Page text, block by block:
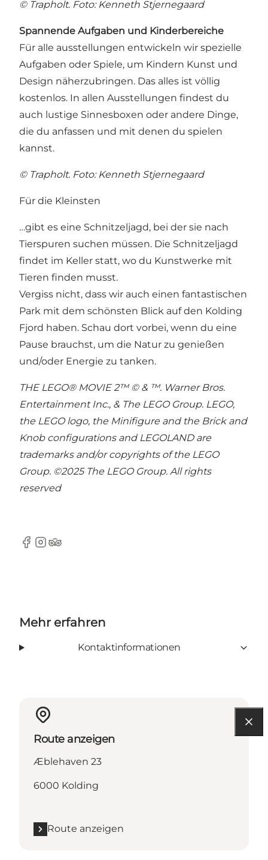
© Trapholt. Foto: Kenneth Stjernegaard
Spannende Aufgaben und Kinderbereiche
Für alle ausstellungen entwickeln wir spezielle
Aufgaben oder Spiele, um Kindern Kunst und
Design näherzubringen. Das alles ist völlig
kostenlos. In allen Ausstellungen findest du
auch lustige Sinnesboxen oder andere Dinge,
die du anfassen und mit denen du spielen
kannst.
© Trapholt. Foto: Kenneth Stjernegaard
Für die Kleinsten
…gibt es eine Schnitzeljagd, bei der sie nach
Tierspuren suchen müssen. Die Schnitzeljagd
findet im Keller statt, wo du Kunstwerke mit
Tieren finden musst.
Vergiss nicht, dass wir auch einen fantastischen
Park mit dem schönsten Blick auf den Kolding
Fjord haben. Schau dort vorbei, wenn du eine
Pause brauchst, um die Natur zu genießen
und/oder Energie zu tanken.
THE LEGO® MOVIE 2™ © & ™. Warner Bros.
Entertainment Inc., & The LEGO Group. LEGO,
the LEGO logo, the Minifigure and the Brick and
Knob configurations and LEGOLAND are
trademarks and/or copyrights of the LEGO
Group. ©2025 The LEGO Group. All rights
reserved
Facebook
Instagram
TripAdvisor
Mehr erfahren
Kontaktinformationen
Route anzeigen
Æblehaven 23
6000 Kolding
Route anzeigen